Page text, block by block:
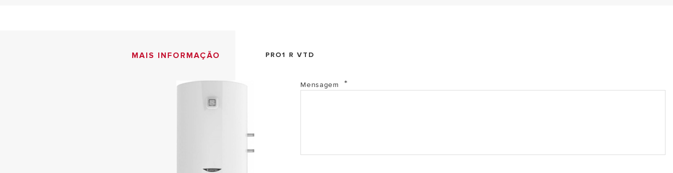
PF-2017-420080310200_3201909-A5 (PDF, 547.81 kb)
MAIS INFORMAÇÃO PRO1 R VTD
Mensagem